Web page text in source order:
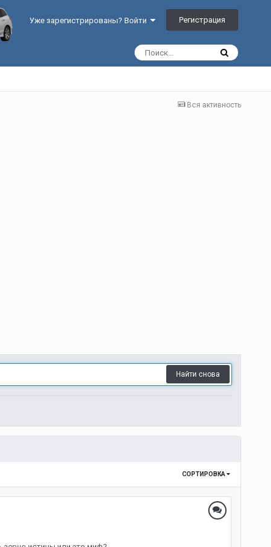
Уже зарегистрированы? Войти Регистрация
Вся активность
Найти снова
СОРТИРОВКА